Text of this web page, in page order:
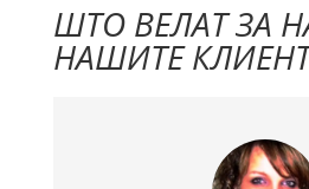
ШТО ВЕЛАТ ЗА
НАШИТЕ